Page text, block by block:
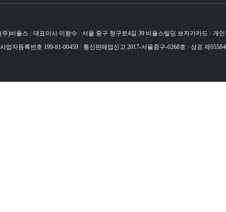
(주)비플스 / 대표이사 이왕수 / 서울 중구 청구로4길 39 비플스빌딩 보자기카드 / 개
사업자등록번호 199-81-00459 / 통신판매업신고 2017-서울중구-0268호 / 상표 제